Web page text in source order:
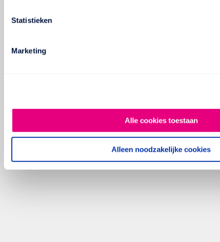
Statistieken
Marketing
Alle cookies toestaan
Alleen noodzakelijke cookies